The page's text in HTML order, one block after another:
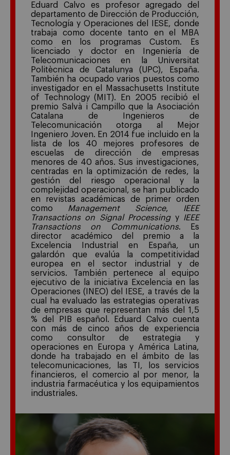
Eduard Calvo es profesor agregado del
departamento de Dirección de Producción,
Tecnología y Operaciones del IESE, donde
trabaja como docente tanto en el MBA
como en los programas Custom. Es
licenciado y doctor en Ingeniería de
Telecomunicaciones en la Universitat
Politècnica de Catalunya (UPC), España.
También ha ocupado varios puestos como
investigador en el Massachusetts Institute
of Technology (MIT). En 2005 recibió el
premio Salvà i Campillo que la Asociación
Catalana de Ingenieros de
Telecomunicación otorga al Mejor
Ingeniero Joven. En 2014 fue incluido en la
lista de los 40 mejores profesores de
escuelas de dirección de empresas
menores de 40 años. Sus investigaciones,
centradas en la optimización de redes, la
gestión del riesgo operacional y la
complejidad operacional, se han publicado
en revistas académicas de primer orden
como Management Science,
IEEE
Transactions on Signal Processingy
IEEE
Transactions on Communications. Es
director académico del premio a la
Excelencia Industrial en España, un
galardón que evalúa la competitividad
europea en el sector industrial y de
servicios. También pertenece al equipo
ejecutivo de la iniciativa Excelencia en las
Operaciones (INEO) del IESE, a través de la
cual ha evaluado las estrategias operativas
de empresas que representan más del 1,5
% del PIB español. Eduard Calvo cuenta
con más de cinco años de experiencia
como consultor de estrategia y
operaciones en Europa y América Latina,
donde ha trabajado en el ámbito de las
telecomunicaciones, las TI, los servicios
financieros, el comercio al por menor, la
industria farmacéutica y los equipamientos
industriales.